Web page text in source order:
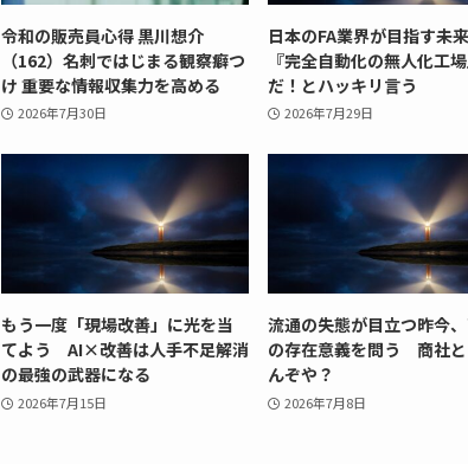
令和の販売員心得 黒川想介
（162）名刺ではじまる観察癖つ
け 重要な情報収集力を高める
2026年7月30日
日本のFA業界が目指す未
『完全自動化の無人化工
だ！とハッキリ言う
2026年7月29日
もう一度「現場改善」に光を当
てよう AI×改善は人手不足解消
の最強の武器になる
2026年7月15日
流通の失態が目立つ昨今
の存在意義を問う 商社
んぞや？
2026年7月8日